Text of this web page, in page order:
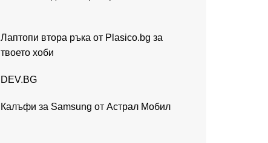
Лаптопи втора ръка от Plasico.bg за
твоето хоби
DEV.BG
Калъфи за Samsung от Астрал Мобил